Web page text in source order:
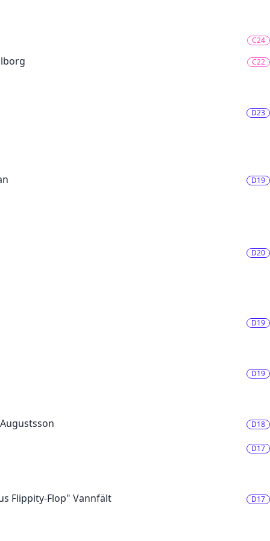
C24
C22
D23
D19
D20
D19
D19
D18
D17
Flippity-Flop" Vannfält D17